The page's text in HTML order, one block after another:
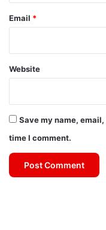
Email *
Website
Save my name,
time I comment.